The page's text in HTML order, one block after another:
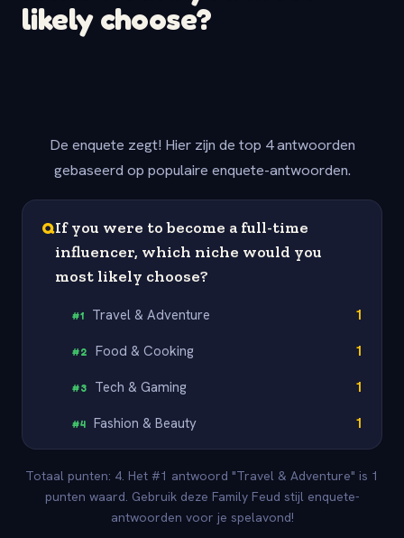
likely choose?
De enquete zegt! Hier zijn de top 4 antwoorden
gebaseerd op populaire enquete-antwoorden.
QIf you were to become a full-time
influencer, which niche would you
most likely choose?
#1 Travel & Adventure 1
#2 Food & Cooking 1
#3 Tech & Gaming 1
#4 Fashion & Beauty 1
Totaal punten: 4. Het #1 antwoord "Travel & Adventure" is 1
punten waard. Gebruik deze Family Feud stijl enquete-
antwoorden voor je spelavond!